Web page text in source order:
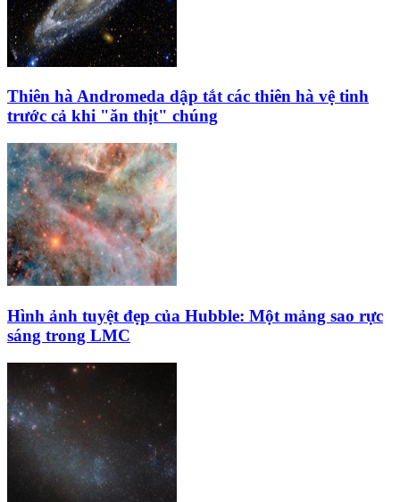
Thiên hà Andromeda dập tắt các thiên hà vệ tinh
trước cả khi "ăn thịt" chúng
Hình ảnh tuyệt đẹp của Hubble: Một mảng sao rực
sáng trong LMC